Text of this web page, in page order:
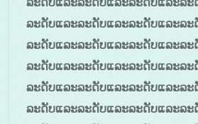
ລະດັບແລະລະດັບແລະລະດັບແລະລ
ລະດັບແລະລະດັບແລະລະດັບແລະລ
ລະດັບແລະລະດັບແລະລະດັບແລະລ
ລະດັບແລະລະດັບແລະລະດັບແລະລ
ລະດັບແລະລະດັບແລະລະດັບແລະລ